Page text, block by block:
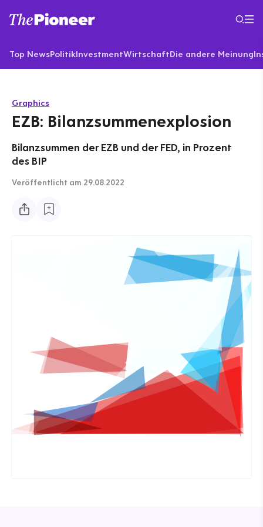
Top NewsPolitikInvestmentWirtschaftDie andere Meinung
Graphics
EZB: Bilanzsummenexplosion
Bilanzsummen der EZB und der FED, in Prozent
des BIP
Veröffentlicht am 29.08.2022